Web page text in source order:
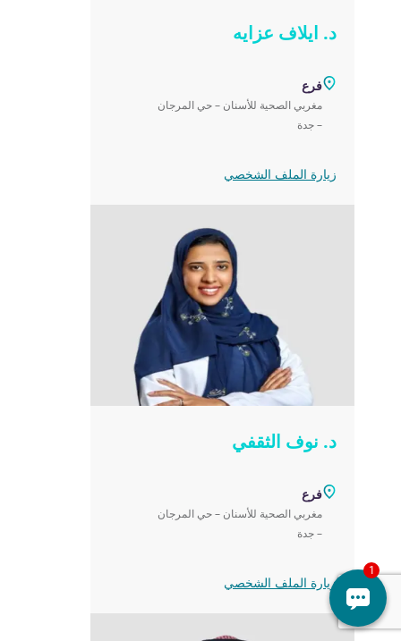
د. ايلاف عزايه
فرع
مغربي الصحية للأسنان – حي المرجان
– جدة‎
زيارة الملف الشخصي
د. نوف الثقفي
فرع
مغربي الصحية للأسنان – حي المرجان
– جدة‎
زيارة الملف الشخصي